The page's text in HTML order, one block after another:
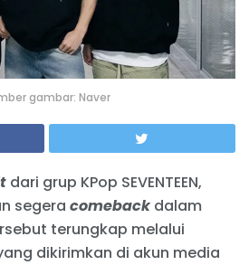
gambar: Naver
dari grup KPop SEVENTEEN,
segera comebackdalam
terungkap melalui
dikirimkan di akun media